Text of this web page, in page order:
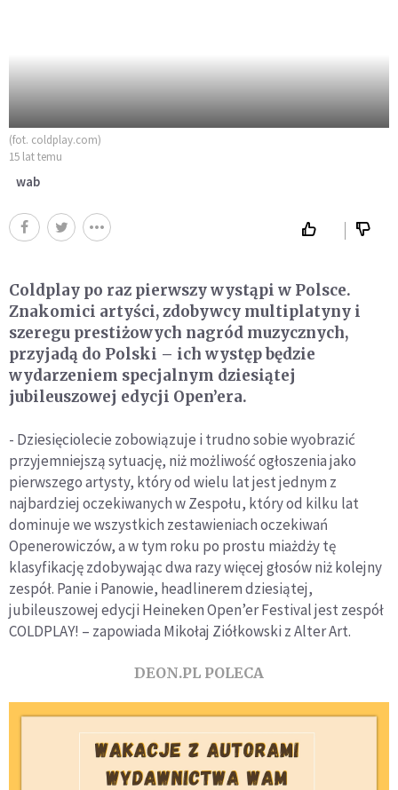
(fot. coldplay.com)
15 lat temu
wab
Coldplay po raz pierwszy wystąpi w Polsce.
Znakomici artyści, zdobywcy multiplatyny i
szeregu prestiżowych nagród muzycznych,
przyjadą do Polski – ich występ będzie
wydarzeniem specjalnym dziesiątej
jubileuszowej edycji Open’era.
- Dziesięciolecie zobowiązuje i trudno sobie wyobrazić
przyjemniejszą sytuację, niż możliwość ogłoszenia jako
pierwszego artysty, który od wielu lat jest jednym z
najbardziej oczekiwanych w Zespołu, który od kilku lat
dominuje we wszystkich zestawieniach oczekiwań
Openerowiczów, a w tym roku po prostu miażdży tę
klasyfikację zdobywając dwa razy więcej głosów niż kolejny
zespół. Panie i Panowie, headlinerem dziesiątej,
jubileuszowej edycji Heineken Open’er Festival jest zespół
COLDPLAY! – zapowiada Mikołaj Ziółkowski z Alter Art.
DEON.PL POLECA